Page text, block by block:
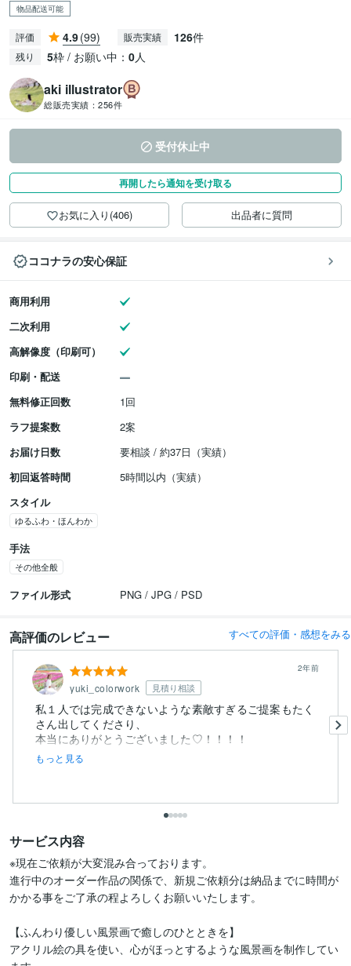
物品配送可能
評価 4.9(99) 販売実績 126件
残り 5枠 / お願い中： 0人
aki illustrator
総販売実績： 256件
受付休止中
再開したら通知を受け取る
お気に入り(406) 出品者に質問
ココナラの安心保証
商用利用
二次利用
高解像度（印刷可）
印刷・配送
無料修正回数
1回
ラフ提案数
2案
お届け日数
要相談 / 約37日（実績）
初回返答時間
5時間以内（実績）
スタイル
ゆるふわ・ほんわか
手法
その他全般
ファイル形式 PNG / JPG / PSD
高評価のレビュー すべての評価・感想をみる
yuki_colorwork 見積り相談
2年前
私１人では完成できないような素敵すぎるご提案もたく
さん出してくださり、
もっと見る
サービス内容
※現在ご依頼が大変混み合っております。
進行中のオーダー作品の関係で、新規ご依頼分は納品までに時間が
かかる事をご了承の程よろしくお願いいたします。
【ふんわり優しい風景画で癒しのひとときを】
アクリル絵の具を使い、心がほっとするような風景画を制作してい